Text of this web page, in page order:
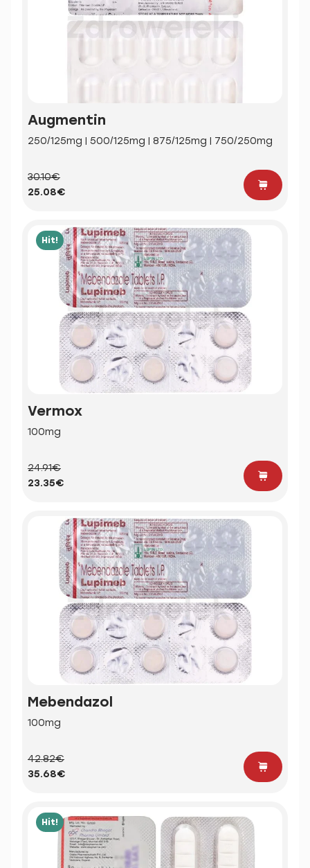
Augmentin
250/125mg | 500/125mg | 875/125mg | 750/250mg
30.10€
25.08€
Hit!
Vermox
100mg
24.91€
23.35€
Mebendazol
100mg
42.82€
35.68€
Hit!